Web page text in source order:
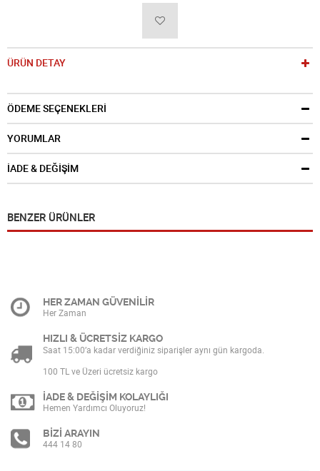
ÜRÜN DETAY
ÖDEME SEÇENEKLERİ
YORUMLAR
İADE & DEĞİŞİM
BENZER ÜRÜNLER
HER ZAMAN GÜVENİLİR
Her Zaman
HIZLI & ÜCRETSİZ KARGO
Saat 15:00’a kadar verdiğiniz siparişler aynı gün kargoda.
100 TL ve Üzeri ücretsiz kargo
İADE & DEĞİŞİM KOLAYLIĞI
Hemen Yardımcı Oluyoruz!
BİZİ ARAYIN
444 14 80